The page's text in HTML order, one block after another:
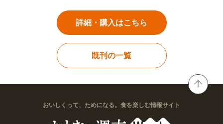
詳細・購入はこちら
既刊の一覧
おいしくって、ためになる。食を楽しむ情報サイト